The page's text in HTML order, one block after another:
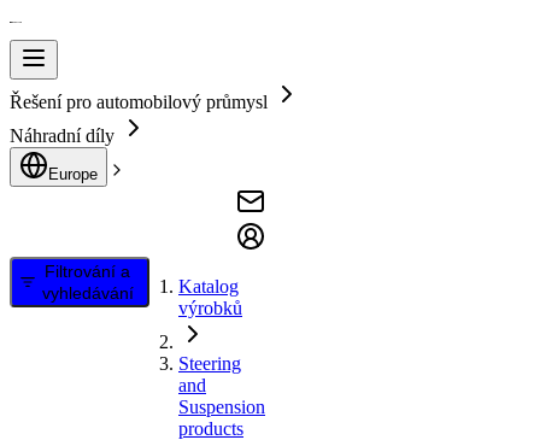
Řešení pro automobilový průmysl
Náhradní díly
Europe
Filtrování a
vyhledávání
Katalog
výrobků
Steering
and
Suspension
products